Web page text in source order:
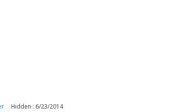
com a geocache (desaparecimento, estrago,
temporariamente a sua geocache para que os
o problema. É-lhe concedido um período razoável de
sua geocache. Se a geocache não estiver a
um longo período de tempo, poderemos arquivar a
por favor recolha-o a fim de evitar que se
de manutenção a sua geocache não poderá ser
Hidden : 6/23/2014